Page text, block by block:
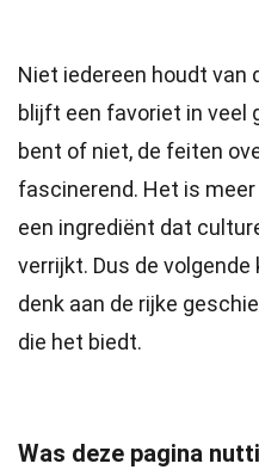
Niet iedereen houdt van
blijft een favoriet in veel
bent of niet, de feiten
fascinerend. Het is
een ingrediënt dat
verrijkt. Dus de
denk aan de rijke
die het biedt.
Was deze pagina